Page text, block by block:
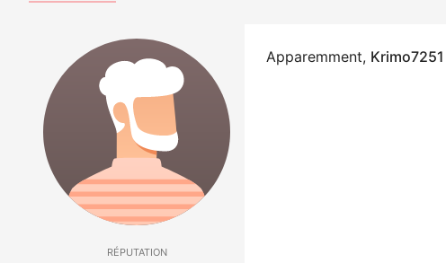
réputation
Apparemment, Krimo7251